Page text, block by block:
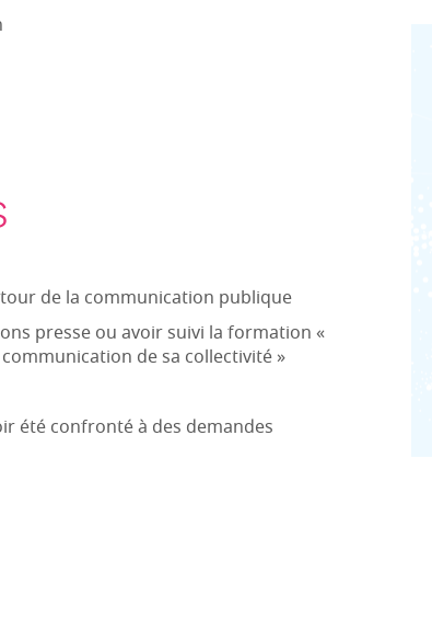
de la communication publique
presse ou avoir suivi la formation «
de sa collectivité »
été confronté à des demandes